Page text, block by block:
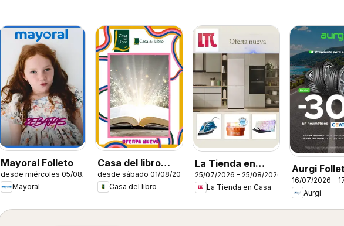
Mayoral Folleto
desde miércoles 05/08/2026
Mayoral
Casa del libro
Folleto
desde sábado 01/08/2026
Casa del libro
La Tienda en
Casa Folleto
25/07/2026 - 25/08/2026
La Tienda en Casa
Aurgi
16/07/2026 -
Aurgi